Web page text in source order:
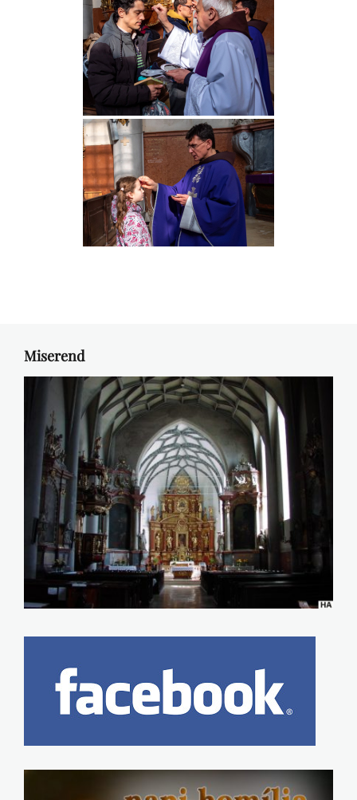
Miserend